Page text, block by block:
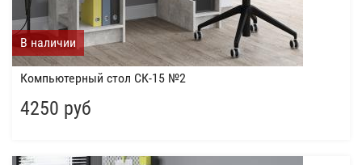
В наличии
Компьютерный стол СК-15 №2
4250 руб